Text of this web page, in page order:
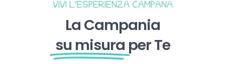
VIVI L’ESPERIENZA CAMPANA
La Campania
su misura per Te